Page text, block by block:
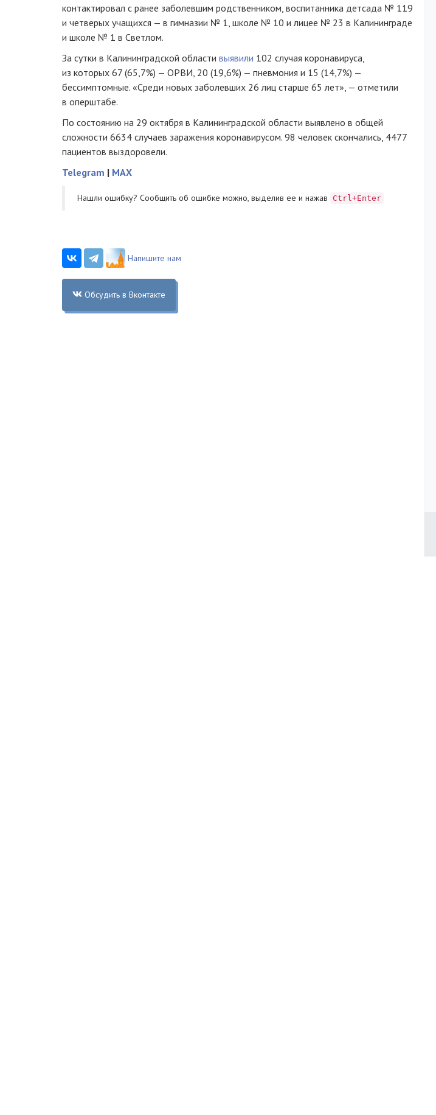
контактировал с ранее заболевшим родственником, воспитанника детсада № 119
и четверых учащихся — в гимназии № 1, школе № 10 и лицее № 23 в Калининграде
и школе № 1 в Светлом.
За сутки в Калининградской области выявили 102 случая коронавируса,
из которых 67 (65,7%) — ОРВИ, 20 (19,6%) — пневмония и 15 (14,7%) —
бессимптомные. «Среди новых заболевших 26 лиц старше 65 лет», — отметили
в оперштабе.
По состоянию на 29 октября в Калининградской области выявлено в общей
сложности 6634 случаев заражения коронавирусом. 98 человек скончались, 4477
пациентов выздоровели.
Telegram | MAX
Нашли ошибку? Cообщить об ошибке можно, выделив ее и нажав Ctrl+Enter
Напишите нам
Обсудить в Вконтакте